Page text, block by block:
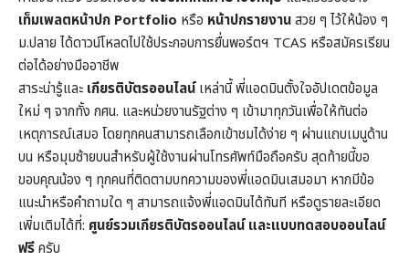
เท็มเพลตหน้าปก Portfolio หรือ หน้าปกรายงานสวย ๆ ไว้ให้น้อง ๆ
ม.ปลาย ได้ดาวน์โหลดไปใช้ประกอบการยื่นพอร์ตฯ TCAS หรือสมัครเรียน
ต่อได้อย่างมืออาชีพ
สาระน่ารู้และ เกียรติบัตรออนไลน์เหล่านี้ พี่แอดมินตั้งใจอัปเดตข้อมูล
ใหม่ ๆ จากทั้ง กศน. และหน่วยงานรัฐต่าง ๆ เข้ามาทุกวันเพื่อให้ทันต่อ
เหตุการณ์เสมอ โดยทุกคนสามารถเลือกเข้าชมได้ง่าย ๆ ผ่านแถบเมนูด้าน
บน หรือมุมซ้ายบนสำหรับผู้ใช้งานผ่านโทรศัพท์มือถือครับ สุดท้ายนี้ขอ
ขอบคุณน้อง ๆ ทุกคนที่ติดตามบทความของพี่แอดมินเสมอมา หากมีข้อ
แนะนำหรือคำถามใด ๆ สามารถแจ้งพี่แอดมินได้ทันที หรือดูรายละเอียด
เพิ่มเติมได้ที่: ศูนย์รวมเกียรติบัตรออนไลน์ และแบบทดสอบออนไลน์
ฟรีครับ